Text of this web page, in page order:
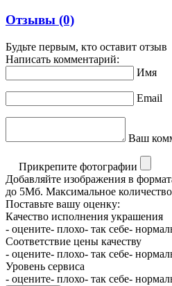
Отзывы (0)
Будьте первым, кто оставит отзыв
Написать комментарий:
Имя
Email
Ваш
Прикрепите фотографии
Добавляйте изображения в
до 5Мб. Максимальное
Поставьте вашу оценку:
Качество исполнения украшения
- оцените- плохо- так себе-
Соответствие цены качеству
- оцените- плохо- так себе-
Уровень сервиса
- оцените- плохо- так себе-